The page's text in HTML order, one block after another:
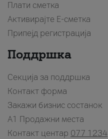
Плати сметка
Активирајте Е-сметка
Припејд регистрација
Поддршка
Секција за поддршка
Контакт форма
Закажи бизнис состанок
A1 Продажни места
Контакт центар 077 1234